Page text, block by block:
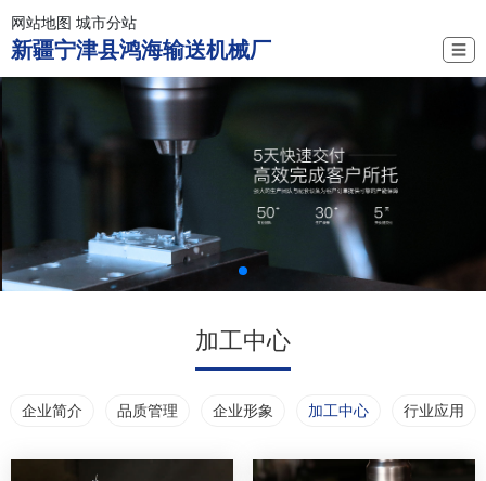
网站地图 城市分站
新疆宁津县鸿海输送机械厂 ☰
加工中心
企业简介 品质管理 企业形象 加工中心 行业应用